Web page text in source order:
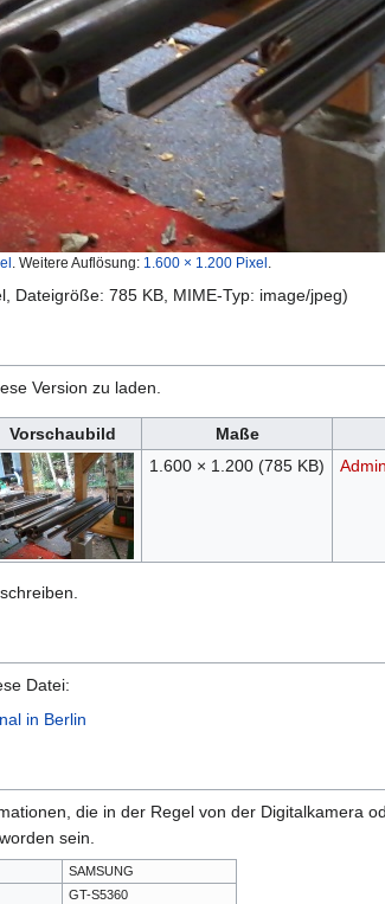
Weitere Auflösung: 1.600 × 1.200 Pixel
Dateigröße: 785 KB, MIME-Typ: image/jpeg)
Version zu laden.
Vorschaubild Maße
1.600 × 1.200 (785 KB) Admin
Datei:
in Berlin
die in der Regel von der Digitalkamera
sein.
SAMSUNG
GT-S5360